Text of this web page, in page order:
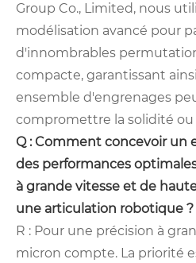
Group Co., Limited, nous
modélisation avancé pour
d'innombrables
compacte, garantissant
ensemble d'engrenages
compromettre la solidité ou
Q : Comment concevoir un
des performances
à grande vitesse et de
une articulation robotique ?
R : Pour une précision à
micron compte. La priorité